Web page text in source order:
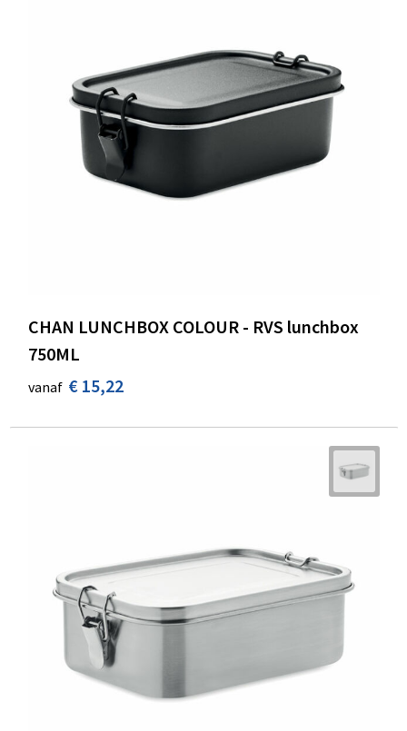
CHAN LUNCHBOX COLOUR - RVS lunchbox
750ML
vanaf € 15,22